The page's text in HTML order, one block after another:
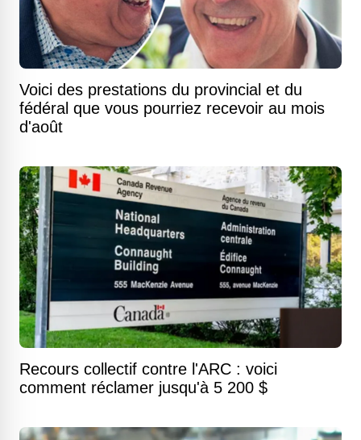
Voici des prestations du provincial et du
fédéral que vous pourriez recevoir au mois
d'août
Recours collectif contre l'ARC : voici
comment réclamer jusqu'à 5 200 $